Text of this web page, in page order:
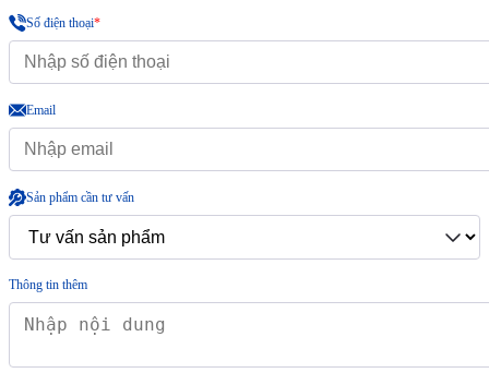
Số điện thoại*
Email
Sản phẩm cần tư vấn
Thông tin thêm